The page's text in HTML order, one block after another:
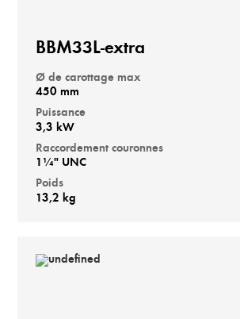
BBM33L-extra
Ø de carottage max
450 mm
Puissance
3,3 kW
Raccordement couronnes
1¼" UNC
Poids
13,2 kg